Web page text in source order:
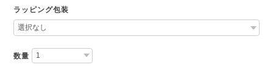
ラッピング包装
数量